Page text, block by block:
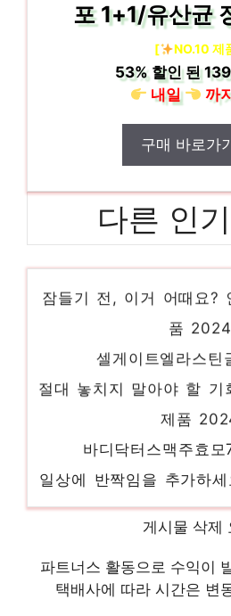
포 1+1/유산균
[ NO.10 제
53%할인 된
내일
까
구매 바로가
다른 인
엑티바이
품 2024
셀게이트엘라스틴
절대 놓치지 말아야 할 기
제품
바디닥터스맥주효
일상에 반짝임을 추가하
제품 2024
리포좀비타민
품 2024
게시물 삭제
파트너스 활동으로 수익이
택배사에 따라 시간은 변